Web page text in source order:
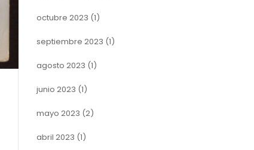
octubre 2023 (1)
septiembre 2023 (1)
agosto 2023 (1)
junio 2023 (1)
mayo 2023 (2)
abril 2023 (1)